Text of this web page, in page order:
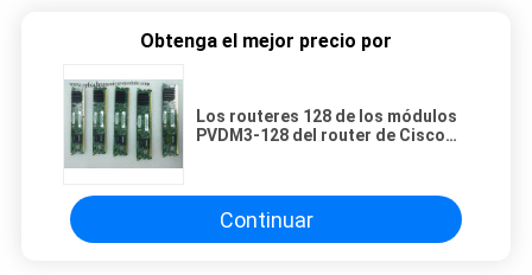
Obtenga el mejor precio por
Los routeres 128 de los módulos
PVDM3-128 del router de Cisco
Continuar